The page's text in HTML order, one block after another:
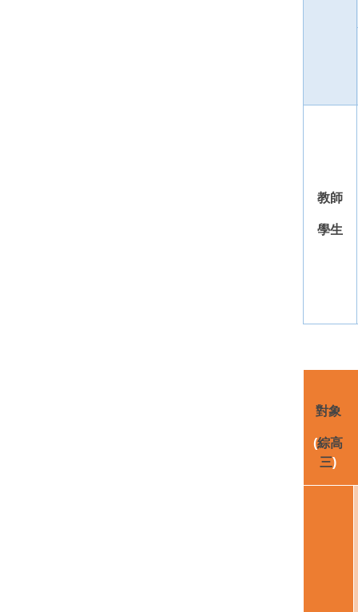
教師
學生
對象
(綜高
三)